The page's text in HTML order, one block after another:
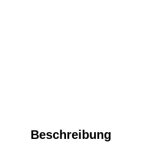
Beschreibung